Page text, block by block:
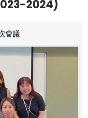
2024)
會議